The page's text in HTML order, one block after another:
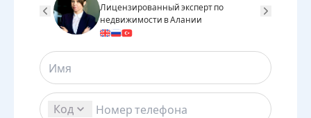
Лицензированный эксперт по
недвижимости в Алании
Код